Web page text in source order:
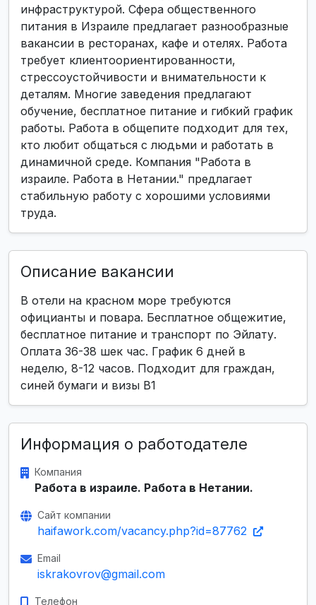
инфраструктурой. Сфера общественного
питания в Израиле предлагает разнообразные
вакансии в ресторанах, кафе и отелях. Работа
требует клиентоориентированности,
стрессоустойчивости и внимательности к
деталям. Многие заведения предлагают
обучение, бесплатное питание и гибкий график
работы. Работа в общепите подходит для тех,
кто любит общаться с людьми и работать в
динамичной среде. Компания "Работа в
израиле. Работа в Нетании." предлагает
стабильную работу с хорошими условиями
труда.
Описание вакансии
В отели на красном море требуются
официанты и повара. Бесплатное общежитие,
бесплатное питание и транспорт по Эйлату.
Оплата 36-38 шек час. График 6 дней в
неделю, 8-12 часов. Подходит для граждан,
синей бумаги и визы B1
Информация о работодателе
Компания
Работа в израиле. Работа в Нетании.
Сайт компании
haifawork.com/vacancy.php?id=87762
Email
iskrakovrov@gmail.com
Телефон